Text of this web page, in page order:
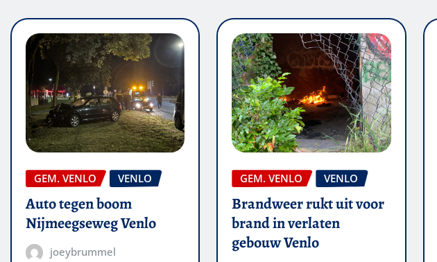
GEM. VENLO VENLO
Auto tegen boom
Nijmeegseweg Venlo
joeybrummel
GEM. VENLO VENLO
Brandweer rukt uit voor
brand in verlaten
gebouw Venlo